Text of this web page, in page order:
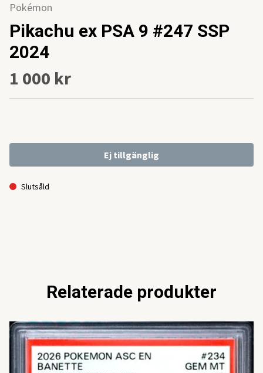
Pokémon
Pikachu ex PSA 9 #247 SSP
2024
1 000 kr
Ej tillgänglig
Slutsåld
Relaterade produkter